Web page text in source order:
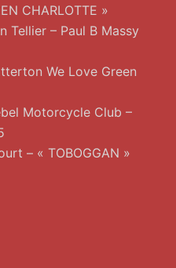
CHARLOTTE »
Tellier – Paul B Massy
We Love Green
Motorcycle Club –
– « TOBOGGAN »